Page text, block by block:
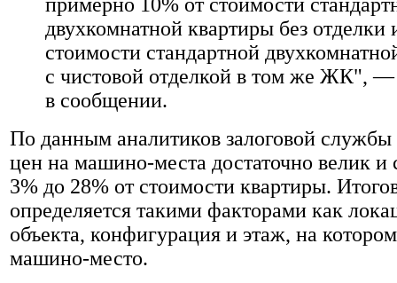
двухкомнатной квартиры без отделки
стоимости стандартной
с чистовой отделкой в том же ЖК", —
в сообщении.
По данным аналитиков залоговой службы
цен на машино-места достаточно велик и
3% до 28% от стоимости квартиры.
определяется такими факторами как
объекта, конфигурация и этаж, на
машино-место.